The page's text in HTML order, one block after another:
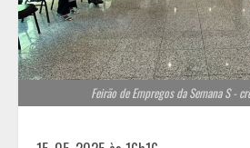
Feirão de Empregos da Semana S -